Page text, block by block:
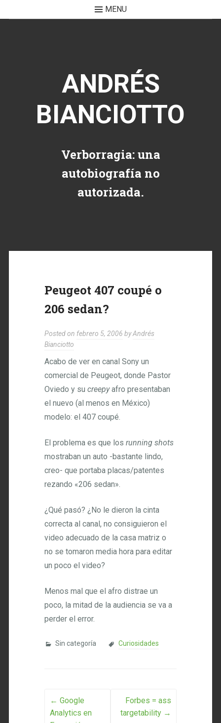
MENU
ANDRÉS
BIANCIOTTO
Verborragia: una
autobiografía no
autorizada.
Peugeot 407 coupé o
206 sedan?
Posted on febrero 5, 2006 byAndrés
Bianciotto
Acabo de ver en canal Sony un
comercial de Peugeot, donde Pastor
Oviedo y sucreepyafro presentaban
el nuevo (al menos en México)
modelo: el 407 coupé.
El problema es que losrunning shots
mostraban un auto -bastante lindo,
creo- que portaba placas/patentes
rezando «206 sedan».
¿Qué pasó? ¿No le dieron la cinta
correcta al canal, no consiguieron el
video adecuado de la casa matriz o
no se tomaron media hora para editar
un poco el video?
Menos mal que el afro distrae un
poco, la mitad de la audiencia se va a
perder el error.
Sin categoría Curiosidades
Post navigation
← Google
Analytics en
Forbes = ass
targetability →